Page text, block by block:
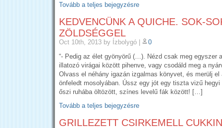
Tovább a teljes bejegyzésre
KEDVENCÜNK A QUICHE. SOK-
ZÖLDSÉGGEL
Oct 10th, 2013 by Ízbolygó
0
“- Pedig az élet gyönyörű (…). Nézd csak meg egyszer
illatozó virágai között pihenve, vagy csodáld meg a
Olvass el néhány igazán izgalmas könyvet, és merülj el
önfeledt mosolyában. Ússz egy jót egy tiszta vizű
őszi ruhába öltözött, színes levelű fák között! […]
Tovább a teljes bejegyzésre
GRILLEZETT CSIRKEMELL